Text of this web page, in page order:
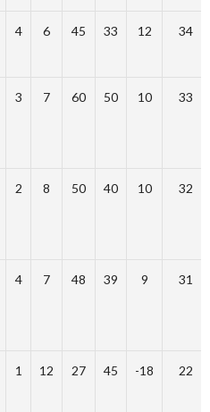
4 6 45 33 12 34
3 7 60 50 10 33
2 8 50 40 10 32
4 7 48 39 9 31
1 12 27 45 -18 22